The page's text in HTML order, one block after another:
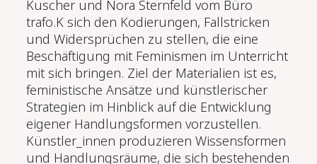
Kuscher und Nora Sternfeld vom Büro
trafo.K sich den Kodierungen, Fallstricken
und Widersprüchen zu stellen, die eine
Beschäftigung mit Feminismen im Unterricht
mit sich bringen. Ziel der Materialien ist es,
feministische Ansätze und künstlerischer
Strategien im Hinblick auf die Ent­wicklung
eigener Handlungsformen vorzustellen.
Künstler_innen produzieren Wissens­formen
und Handlungsräume, die sich bestehenden